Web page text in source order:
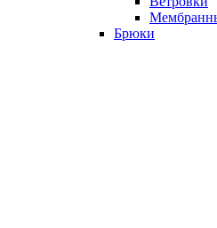
Брюки